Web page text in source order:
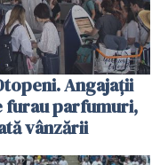
Angajații
furau parfumuri,
vânzării